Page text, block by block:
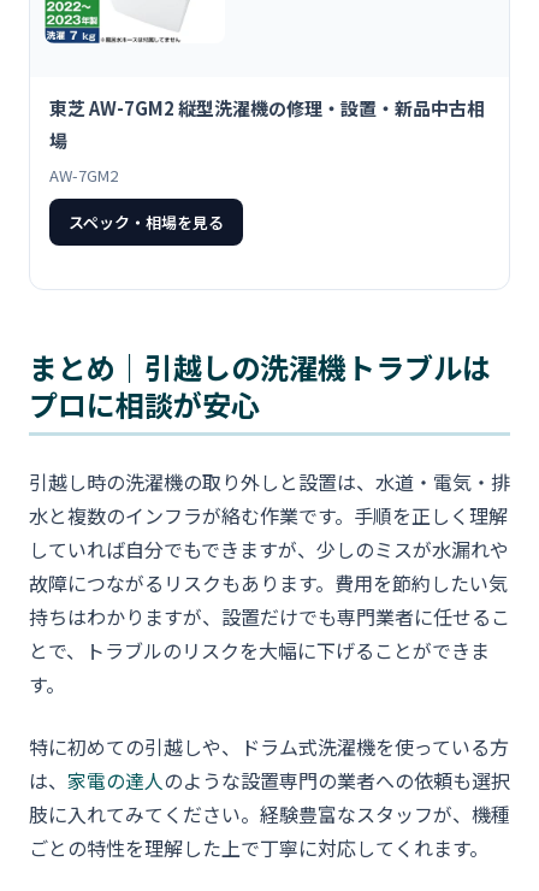
東芝 AW-7GM2 縦型洗濯機の修理・設置・新品中古相
場
AW-7GM2
スペック・相場を見る
まとめ｜引越しの洗濯機トラブルは
プロに相談が安心
引越し時の洗濯機の取り外しと設置は、水道・電気・排
水と複数のインフラが絡む作業です。手順を正しく理解
していれば自分でもできますが、少しのミスが水漏れや
故障につながるリスクもあります。費用を節約したい気
持ちはわかりますが、設置だけでも専門業者に任せるこ
とで、トラブルのリスクを大幅に下げることができま
す。
特に初めての引越しや、ドラム式洗濯機を使っている方
は、 家電の達人のような設置専門の業者への依頼も選択
肢に入れてみてください。経験豊富なスタッフが、機種
ごとの特性を理解した上で丁寧に対応してくれます。